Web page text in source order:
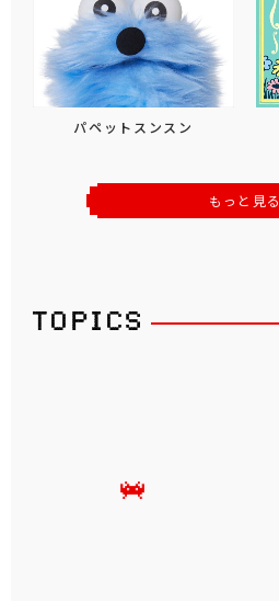
パペットスンスン
もっと見る